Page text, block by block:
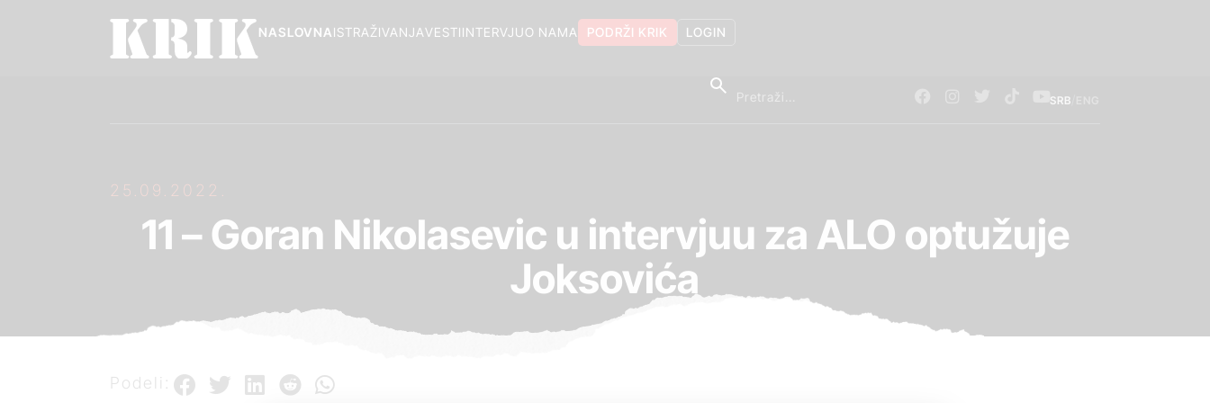
LOGIN
PODRŽI KRIK
O NAMA
INTERVJU
VESTI
ISTRAŽIVANJA
NASLOVNA
SRB
25.09.2022.
11 – Goran Nikolasevic u intervjuu za ALO optužuje
Joksovića
Podeli: